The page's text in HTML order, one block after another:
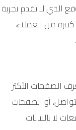
الذي لا يقدم تجربة
من العملاء،
الصفحات الأكثر
أو الصفحات
لا بالبيانات.